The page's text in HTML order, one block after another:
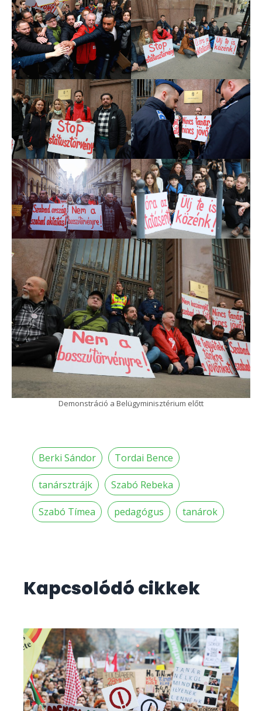
Demonstráció a Belügyminisztérium előtt
Berki Sándor Tordai Bence
tanársztrájk Szabó Rebeka
Szabó Tímea pedagógus tanárok
Kapcsolódó cikkek